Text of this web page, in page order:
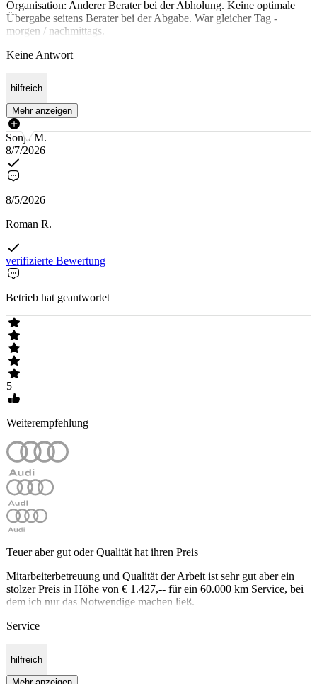
Organisation: Anderer Berater bei der Abholung. Keine optimale
Übergabe seitens Berater bei der Abgabe. War gleicher Tag -
morgen / nachmittags.
Keine Antwort
hilfreich
Mehr anzeigen
Sonja M.
8/7/2026
8/5/2026
Roman R.
verifizierte Bewertung
Betrieb hat geantwortet
5
Weiterempfehlung
Teuer aber gut oder Qualität hat ihren Preis
Mitarbeiterbetreuung und Qualität der Arbeit ist sehr gut aber ein
stolzer Preis in Höhe von € 1.427,-- für ein 60.000 km Service, bei
dem ich nur das Notwendige machen ließ.
Service
hilfreich